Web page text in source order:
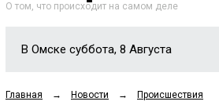
О том, что происходит на самом деле
В Омске суббота, 8 Августа
Главная → Новости → Происшествия